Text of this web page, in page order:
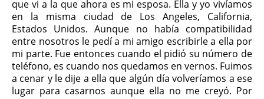
que vi a la que ahora es mi esposa. Ella y yo vivíamos
en la misma ciudad de Los Angeles, California,
Estados Unidos. Aunque no había compatibilidad
entre nosotros le pedí a mi amigo escribirle a ella por
mi parte. Fue entonces cuando el pidió su número de
teléfono, es cuando nos quedamos en vernos. Fuimos
a cenar y le dije a ella que algún día volveríamos a ese
lugar para casarnos aunque ella no me creyó. Por